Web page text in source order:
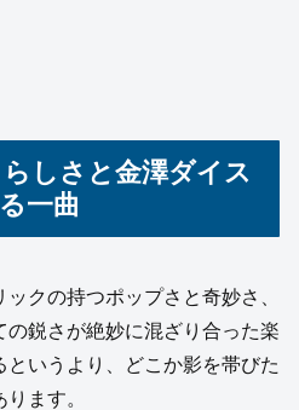
しさと金澤ダイス
一曲
ックの持つポップさと奇妙さ、
鋭さが絶妙に混ざり合った楽
いうより、どこか影を帯びた
ます。